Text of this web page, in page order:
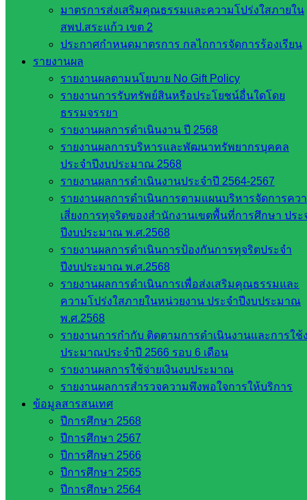
มาตรการส่งเสริมคุณธรรมและความโปร่งใสภายใน
สพป.สระแก้ว เขต 2
ประกาศกำหนดมาตรการ กลไกการจัดการร้องเรียน
รายงานผล
รายงานผลตามนโยบาย No Gift Policy
รายงานการรับทรัพย์สินหรือประโยชน์อื่นใดโดย
ธรรมจรรยา
รายงานผลการดำเนินงาน ปี 2568
รายงานผลการบริหารและพัฒนาทรัพยากรบุคคล
ประจำปีงบประมาณ 2568
รายงานผลการดำเนินงานประจำปี 2564-2567
รายงานผลการดำเนินการตามแผนบริหารจัดการคว
เสี่ยงการทุจริตของสำนักงานเขตพื้นที่การศึกษา ประ
ปีงบประมาณ พ.ศ.2568
รายงานผลการดำเนินการป้องกันการทุจริตประจำ
ปีงบประมาณ พ.ศ.2568
รายงานผลการดำเนินการเพื่อส่งเสริมคุณธรรมและ
ความโปร่งใสภายในหน่วยงาน ประจำปีงบประมาณ
พ.ศ.2568
รายงานการกำกับ ติดตามการดำเนินงานและการใช้
ประมาณประจำปี 2566 รอบ 6 เดือน
รายงานผลการใช้จ่ายเงินงบประมาณ
รายงานผลการสำรวจความพึงพอใจการให้บริการ
ข้อมูลสารสนเทศ
ปีการศึกษา 2568
ปีการศึกษา 2567
ปีการศึกษา 2566
ปีการศึกษา 2565
ปีการศึกษา 2564
อาชีวศึกษา
สำนักงาน
กรรมการ
มหาวิทยาลัย
เว็บไซต์
สำนักต่าง
เว็บไซต์
สพม. ใน